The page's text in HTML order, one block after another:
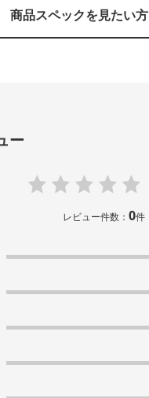
商品スペックを見たい
ー
レビュー件数：0件